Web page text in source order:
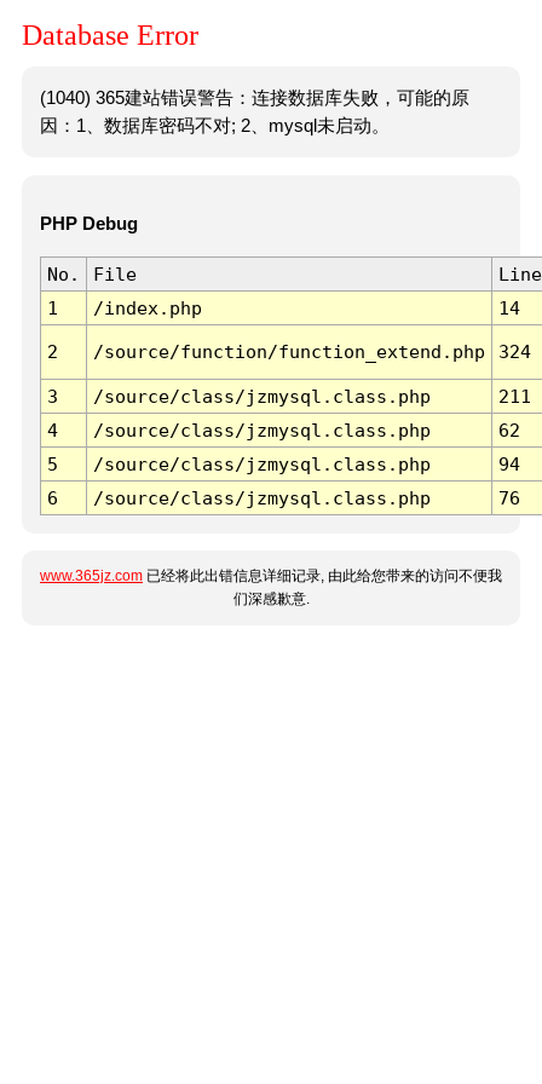
Database Error
(1040) 365建站错误警告：连接数据库失败，可能的原
因：1、数据库密码不对; 2、mysql未启动。
PHP Debug
No. File
Line
1
/index.php 14
2 /source/function/function_extend.php 324
3 /source/class/jzmysql.class.php
211
4
/source/class/jzmysql.class.php
62
5
/source/class/jzmysql.class.php
94
6
/source/class/jzmysql.class.php 76
www.365jz.com 已经将此出错信息详细记录, 由此给您带来的访问不便我
们深感歉意.